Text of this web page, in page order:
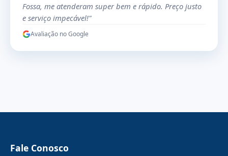
Fossa, me atenderam super bem e rápido. Preço justo
e serviço impecável!"
Avaliação no Google
Fale Conosco